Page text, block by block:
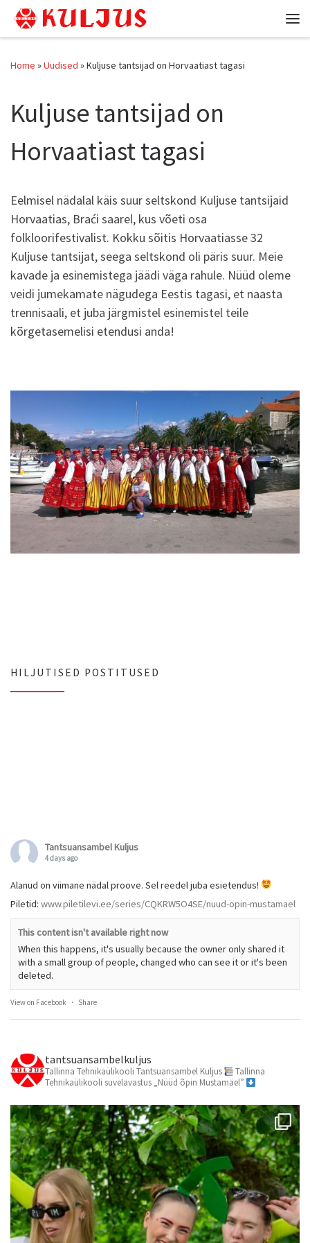
Skip to content
Home »Uudised »Kuljuse tantsijad on Horvaatiast tagasi
Kuljuse tantsijad on
Horvaatiast tagasi
Eelmisel nädalal käis suur seltskond Kuljuse tantsijaid
Horvaatias, Braći saarel, kus võeti osa
folkloorifestivalist. Kokku sõitis Horvaatiasse 32
Kuljuse tantsijat, seega seltskond oli päris suur. Meie
kavade ja esinemistega jäädi väga rahule. Nüüd oleme
veidi jumekamate nägudega Eestis tagasi, et naasta
trennisaali, et juba järgmistel esinemistel teile
kõrgetasemelisi etendusi anda!
HILJUTISED POSTITUSED
Tantsuansambel Kuljus
4 days ago
Alanud on viimane nädal proove. Sel reedel juba esietendus!
Piletid: www.piletilevi.ee/series/CQKRW5O4SE/nuud-opin-mustamael
This content isn't available right now
When this happens, it's usually because the owner only shared it
with a small group of people, changed who can see it or it's been
deleted.
View on Facebook · Share
tantsuansambelkuljus
Tallinna Tehnikaülikooli Tantsuansambel Kuljus
Tallinna
Tehnikaülikooli suvelavastus „Nüüd õpin Mustamäel”